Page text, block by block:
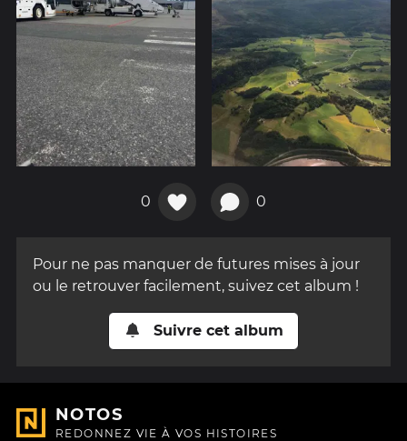
0 0
Pour ne pas manquer de futures mises à jour
ou le retrouver facilement, suivez cet album !
Suivre cet album
NOTOS
REDONNEZ VIE À VOS HISTOIRES